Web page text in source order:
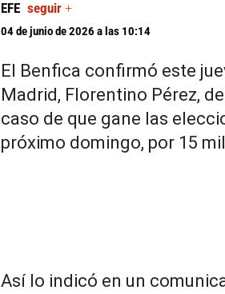
EFE seguir +
04 de junio de 2026 a las 10:14
El Benfica confirmó este
Madrid, Florentino Pérez,
caso de que gane las
próximo domingo, por 15
Así lo indicó en un